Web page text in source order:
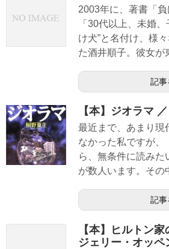
2003年に、著書「
「30代以上、未婚
け犬”と名付け、様
た酒井順子。彼女が
記事
【本】ジオラマ
最近まで、あまり現
なかった私ですが、
ら、無条件に読みた
が数人います。その
記事
【本】ヒルトン
ジェリー・オッペ